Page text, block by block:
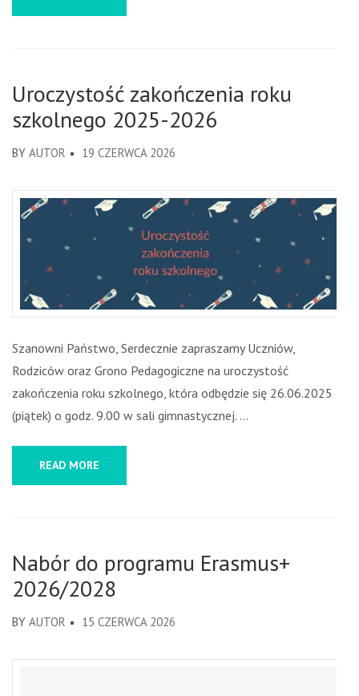
Uroczystość zakończenia roku
szkolnego 2025-2026
BY AUTOR 19 CZERWCA 2026
Szanowni Państwo, Serdecznie zapraszamy Uczniów,
Rodziców oraz Grono Pedagogiczne na uroczystość
zakończenia roku szkolnego, która odbędzie się 26.06.2025
(piątek) o godz. 9.00 w sali gimnastycznej. …
READ MORE
Nabór do programu Erasmus+
2026/2028
BY AUTOR 15 CZERWCA 2026